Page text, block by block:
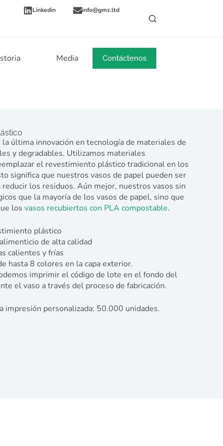
Linkedin info@gmz.ltd
Media Noticias
Contáctenos
última innovación en tecnología de materiales de
y degradables. Utilizamos materiales
el revestimiento plástico tradicional en los
significa que nuestros vasos de papel pueden ser
los residuos. Aún mejor, nuestros vasos sin
que la mayoría de los vasos de papel, sino que
los vasos recubiertos con PLA compostable.
plástico
de alta calidad
calientes y frías
hasta 8 colores en la capa exterior.
imprimir el código de lote en el fondo del
el vaso a través del proceso de fabricación.
impresión personalizada: 50.000 unidades.